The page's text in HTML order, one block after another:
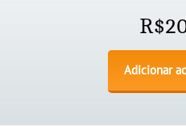
R$
Adicionar